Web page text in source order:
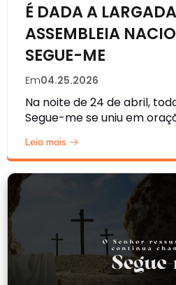
É DADA A
ASSEMBLEIA
SEGUE-ME
Em04.25.2026
Na noite de 24 de abril,
Segue-me se uniu em
Leia mais